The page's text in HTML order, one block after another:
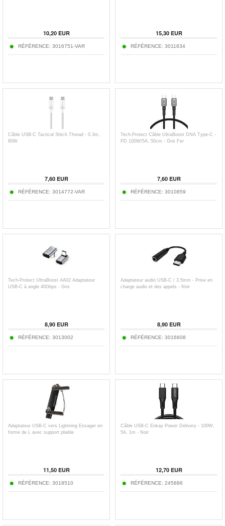
10,20EUR
RÉFÉRENCE: 3016751-VAR
15,30EUR
RÉFÉRENCE: 3011834
Câble USB-C Tactical Stitch Thread - 0.3m,
60W
7,60EUR
RÉFÉRENCE: 3014772-VAR
Tech-Protect Câble UltraBoost DNA Type-C -
PD 100W/5A, 50cm - Gris Fer
7,60EUR
RÉFÉRENCE: 3010859
Tech-Protect UltraBoost AA02 Adaptateur
USB-C à angle 40Gbps - Gris
8,90EUR
RÉFÉRENCE: 3013002
Adaptateur audio USB-C / 3.5mm - Prise en
charge audio et des appels - Noir
8,90EUR
RÉFÉRENCE: 3016608
Adaptateur USB-C vers Lightning Essager en
forme de L avec support pliable
11,50EUR
RÉFÉRENCE: 3018510
Câble USB-C Enkay Power Delivery - 100W,
5A, 1m - Noir
12,70EUR
RÉFÉRENCE: 245886